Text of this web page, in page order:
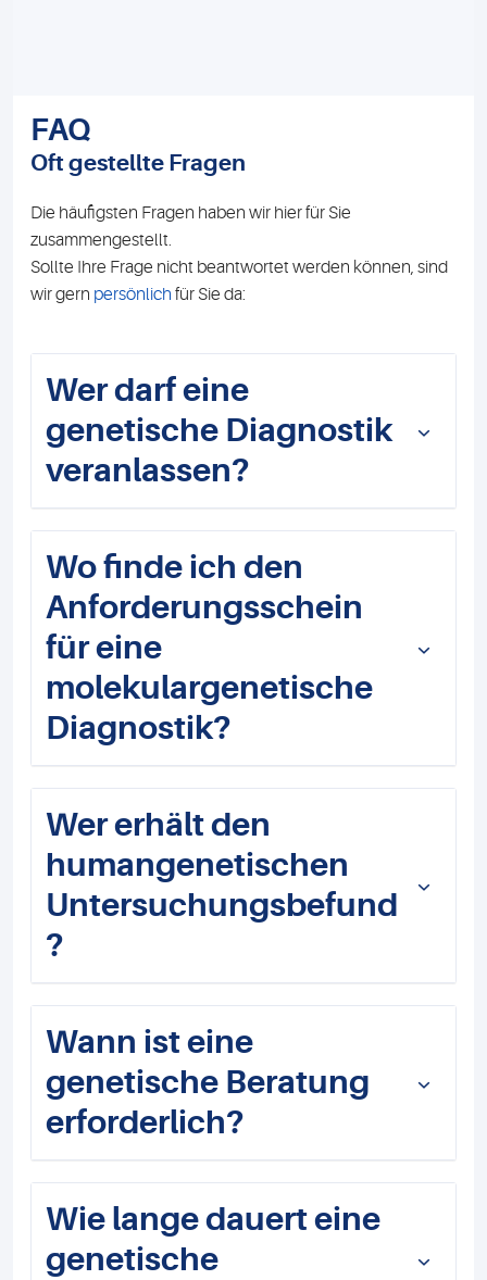
FAQ
Oft gestellte Fragen
Die häufigsten Fragen haben wir hier für Sie
zusammengestellt.
Sollte Ihre Frage nicht beantwortet werden können, sind
wir gern persönlich für Sie da:
Wer darf eine
genetische Diagnostik
veranlassen?
Wo finde ich den
Anforderungsschein
für eine
molekulargenetische
Diagnostik?
Wer erhält den
humangenetischen
Untersuchungsbefund
?
Wann ist eine
genetische Beratung
erforderlich?
Wie lange dauert eine
genetische